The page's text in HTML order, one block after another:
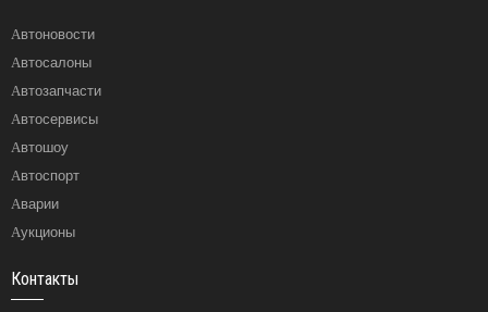
Автоновости
Автосалоны
Автозапчасти
Автосервисы
Автошоу
Автоспорт
Аварии
Аукционы
Контакты